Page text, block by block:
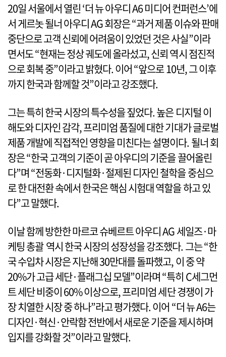
20일 서울에서 열린 ‘더 뉴 아우디 A6 미디어 컨퍼런스’에
서 게르놋 될너 아우디 AG 회장은 “과거 제품 이슈와 판매
중단으로 고객 신뢰에 어려움이 있었던 것은 사실”이라
면서도 “현재는 정상 궤도에 올라섰고, 신뢰 역시 점진적
으로 회복 중”이라고 밝혔다. 이어 “앞으로 10년, 그 이후
까지 한국과 함께할 것”이라고 강조했다.
그는 특히 한국 시장의 특수성을 짚었다. 높은 디지털 이
해도와 디자인 감각, 프리미엄 품질에 대한 기대가 글로벌
제품 개발에 직접적인 영향을 미친다는 설명이다. 될너 회
장은 “한국 고객의 기준이 곧 아우디의 기준을 끌어올린
다”며 “전동화·디지털화·절제된 디자인 철학을 중심으
로 한 대전환 속에서 한국은 핵심 시험대 역할을 하고 있
다”고 말했다.
이날 함께 방한한 마르코 슈베르트 아우디 AG 세일즈·마
케팅 총괄 역시 한국 시장의 성장성을 강조했다. 그는 “한
국 수입차 시장은 지난해 30만대를 돌파했고, 이 중 약
20%가 고급 세단·플래그십 모델”이라며 “특히 C세그먼
트 세단 비중이 60% 이상으로, 프리미엄 세단 경쟁이 가
장 치열한 시장 중 하나”라고 평가했다. 이어 “더 뉴 A6는
디자인·혁신·안락함 전반에서 새로운 기준을 제시하며
입지를 강화할 것”이라고 말했다.